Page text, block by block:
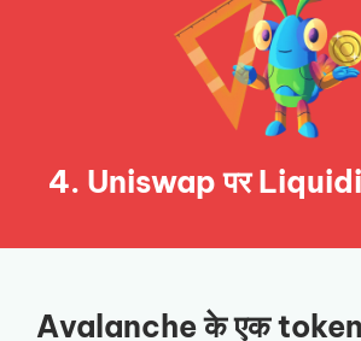
4. Uniswap पर
Avalanche के एक token